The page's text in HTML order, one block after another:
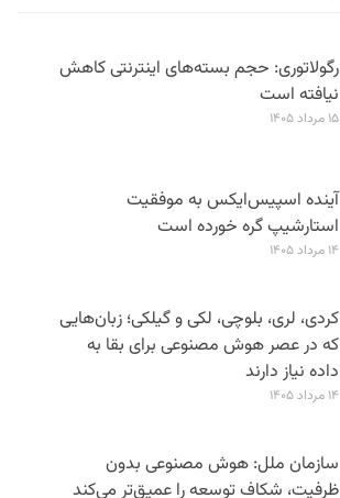
رگولاتوری: حجم بسته‌های اینترنتی کاهش
نیافته است
۱۵ مرداد ۱۴۰۵
آینده اسپیس‌ایکس به موفقیت
استارشیپ گره خورده است
۱۴ مرداد ۱۴۰۵
کردی، لری، بلوچی، لکی و گیلکی؛ زبان‌هایی
که در عصر هوش مصنوعی برای بقا به
داده نیاز دارند
۱۴ مرداد ۱۴۰۵
سازمان ملل: هوش مصنوعی بدون
ظرفیت، شکاف توسعه را عمیق‌تر می‌کند